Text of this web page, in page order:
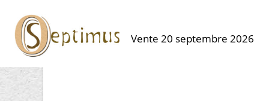
Vente 20 septembre 2026